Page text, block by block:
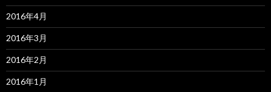
2016年4月
2016年3月
2016年2月
2016年1月